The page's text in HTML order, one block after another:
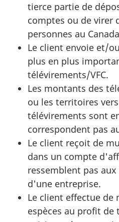
tierce partie de
comptes ou de virer
personnes au
Le client envoie et/
plus en plus
télévirements/VFC.
Les montants des
ou les territoires
télévirements sont
correspondent pas
Le client reçoit de
dans un compte
ressemblent pas
d'une entreprise.
Le client effectue de
espèces au profit